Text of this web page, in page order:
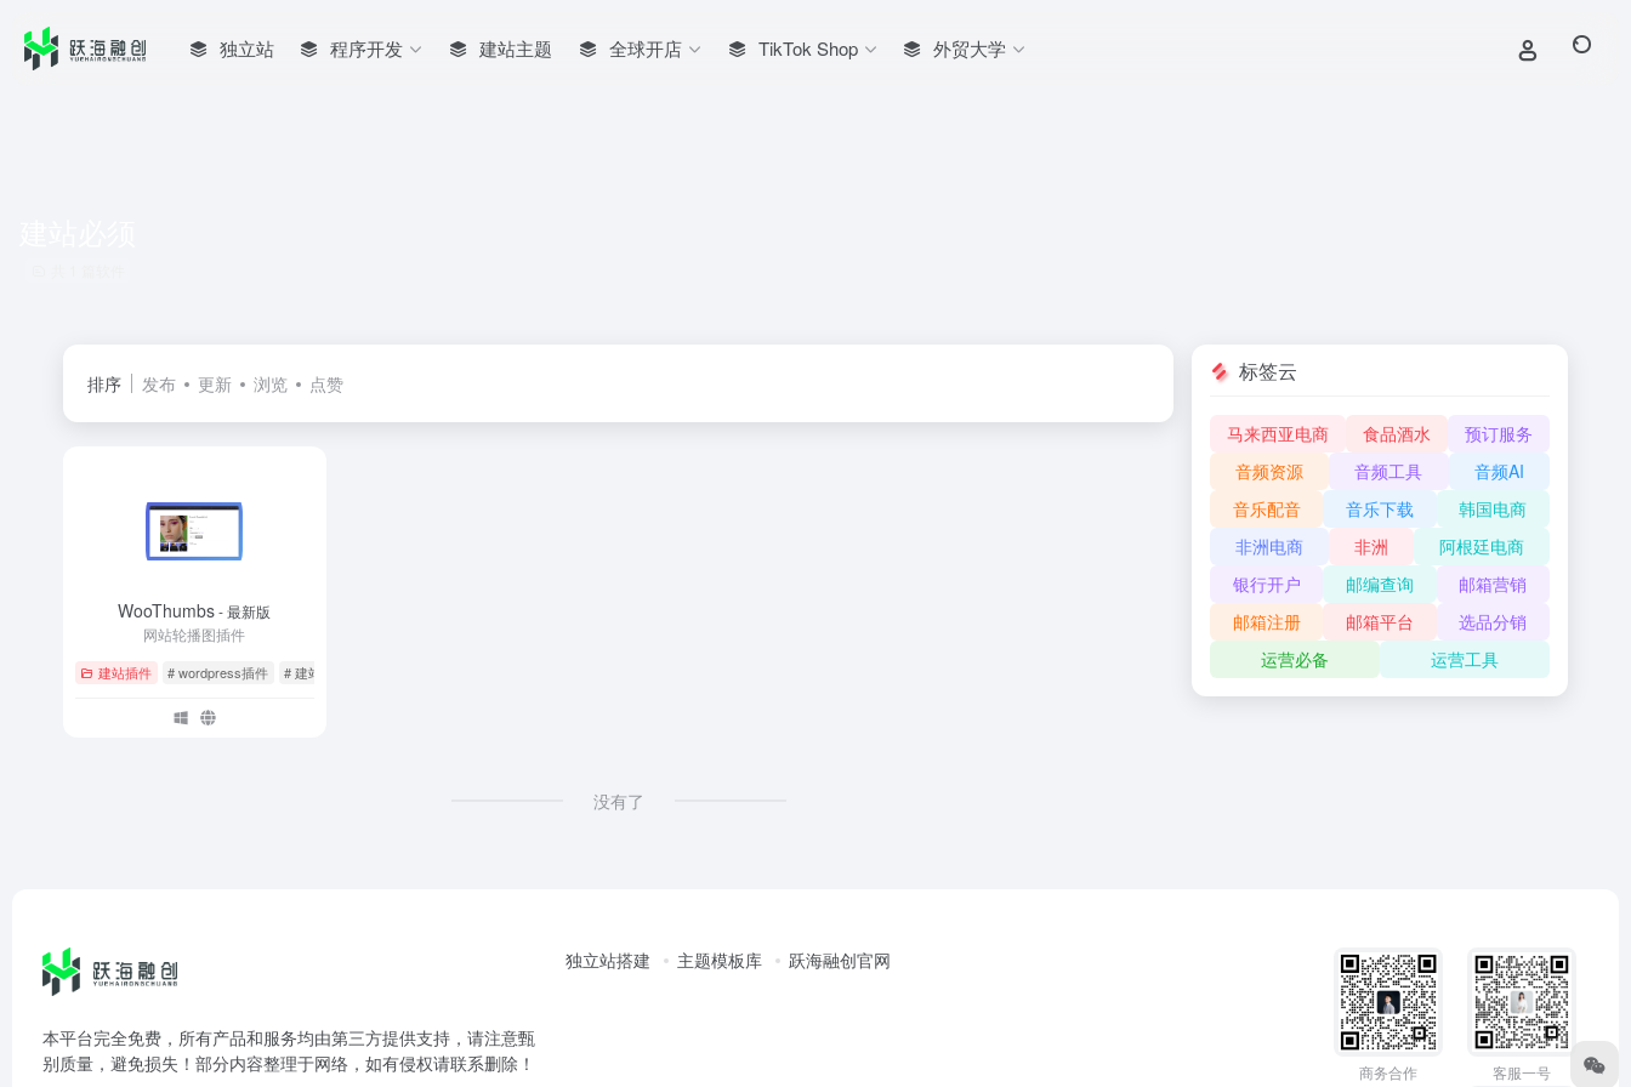
独立站 程序开发 建站主题 全球开店 TikTok Shop 外贸大学
排序 发布 更新 浏览 点赞
WooThumbs- 最新版
网站轮播图插件
建站插件 # wordpress插件 # 建站必须
没有了
标签云
马来西亚电商 食品酒水
预订服务
音频资源
音频工具
音频AI
音乐配音
音乐下载
韩国电商
非洲电商
非洲
阿根廷电商
银行开户
邮编查询
邮箱营销
邮箱注册
邮箱平台
选品分销
运营必备
运营工具
本平台完全免费，所有产品和服务均由第三方提供支持，请注意甄
别质量，避免损失！部分内容整理于网络，如有侵权请联系删除！
独立站搭建 主题模板库 跃海融创官网
商务合作 客服一号